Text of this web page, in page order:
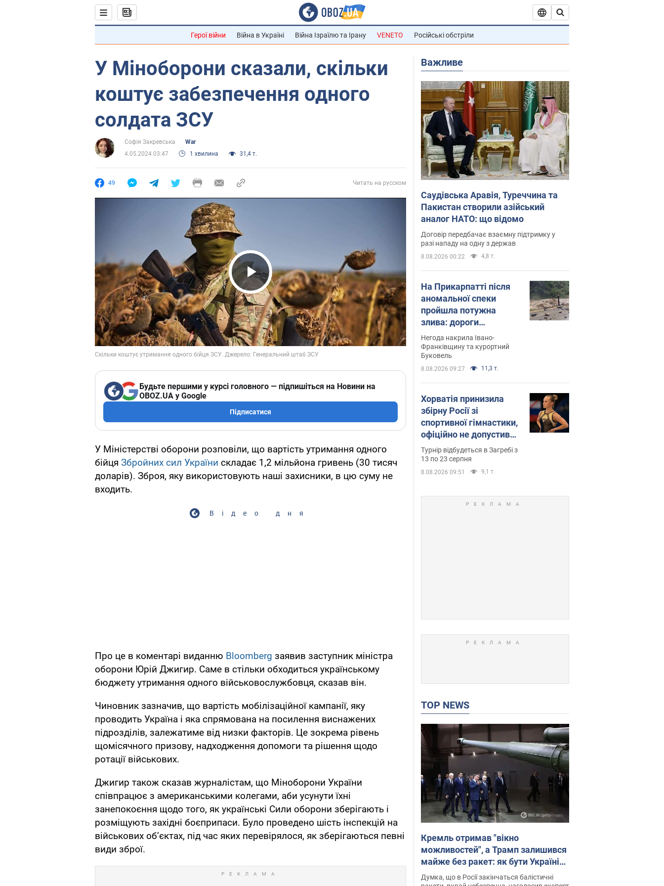
Герої війни Війна в Україні Війна Ізраїлю та Ірану VENETO Російські обстріли
У Міноборони сказали, скільки
коштує забезпечення одного
солдата ЗСУ
Софія Закревська
War
4.05.2024 03:47
1 хвилина 31,4 т.
49 Читать на русском
Play Video
Будьте першими у курсі головного — підпишіться на Новини на
OBOZ.UA у Google
Підписатися
У Міністерстві оборони розповіли, що вартість утримання одного
бійця Збройних сил України складає 1,2 мільйона гривень (30 тисяч
доларів). Зброя, яку використовують наші захисники, в цю суму не
входить.
Відео дня
Про це в коментарі виданню Bloomberg заявив заступник міністра
оборони Юрій Джигир. Саме в стільки обходиться українському
бюджету утримання одного військовослужбовця, сказав він.
Чиновник зазначив, що вартість мобілізаційної кампанії, яку
проводить Україна і яка спрямована на посилення виснажених
підрозділів, залежатиме від низки факторів. Це зокрема рівень
щомісячного призову, надходження допомоги та рішення щодо
ротації військових.
Джигир також сказав журналістам, що Міноборони України
співпрацює з американськими колегами, аби усунути їхні
занепокоєння щодо того, як українські Сили оборони зберігають і
розміщують західні боєприпаси. Було проведено шість інспекцій на
військових об’єктах, під час яких перевірялося, як зберігаються певні
види зброї.
Важливе
Саудівська Аравія, Туреччина та
Пакистан створили азійський
аналог НАТО: що відомо
Договір передбачає взаємну підтримку у
разі нападу на одну з держав
8.08.2026 00:22 4,8 т.
На Прикарпатті після
аномальної спеки
пройшла потужна
злива: дороги
перетворились на
річки. Відео
Негода накрила Івано-
Франківщину та курортний
Буковель
8.08.2026 09:27 11,3 т.
Хорватія принизила
збірну Росії зі
спортивної гімнастики,
офіційно не допустивши
до чемпіонату Європи
основних спортсменів
Турнір відбудеться в Загребі з
13 по 23 серпня
8.08.2026 09:51 9,1 т.
TOP NEWS
Кремль отримав "вікно
можливостей", а Трамп залишився
майже без ракет: як бути Україні?
Інтерв’ю з Мельником
Думка, що в Росії закінчаться балістичні